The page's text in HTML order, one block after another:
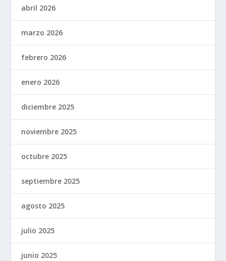
abril 2026
marzo 2026
febrero 2026
enero 2026
diciembre 2025
noviembre 2025
octubre 2025
septiembre 2025
agosto 2025
julio 2025
junio 2025